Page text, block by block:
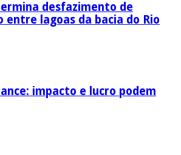
desfazimento de
entre lagoas da bacia do Rio
impacto e lucro podem